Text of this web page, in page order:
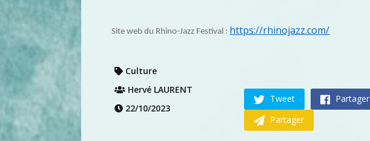
Site web du Rhino-Jazz Festival : https://rhinojazz.com/
Culture
Hervé LAURENT
22/10/2023
Tweet Partager
Partager